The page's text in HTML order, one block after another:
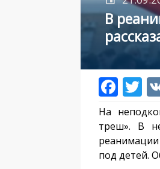
В
На
треш». В
под детей.